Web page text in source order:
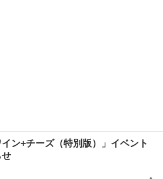
イン+チーズ（特別版）」イベント